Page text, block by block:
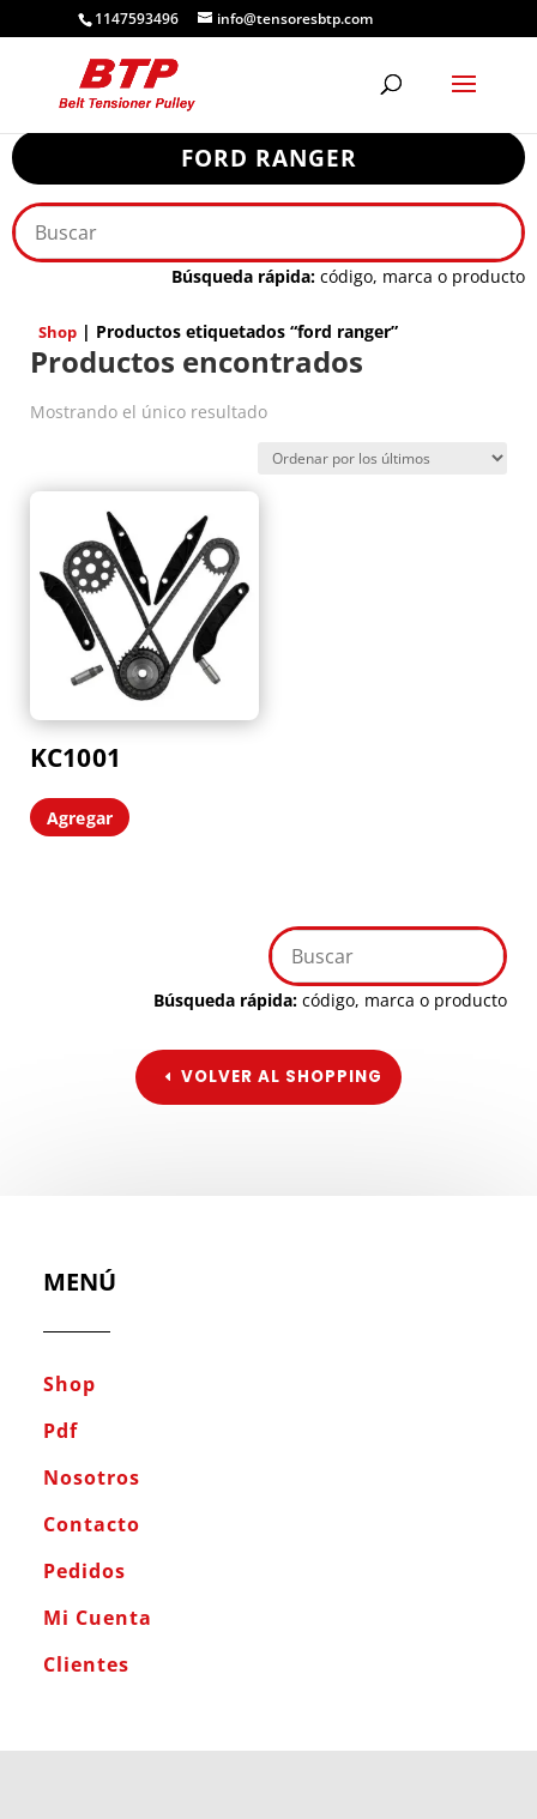
1147593496 info@tensoresbtp.com
FORD RANGER
Búsqueda rápida: código, marca o producto
Shop | Productos etiquetados “ford ranger”
Productos encontrados
Mostrando el único resultado
KC1001
Agregar
Búsqueda rápida: código, marca o producto
VOLVER AL SHOPPING
MENÚ
Shop
Pdf
Nosotros
Contacto
Pedidos
Mi Cuenta
Clientes